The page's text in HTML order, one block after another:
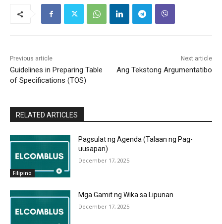
Previous article
Guidelines in Preparing Table
of Specifications (TOS)
Next article
Ang Tekstong Argumentatibo
RELATED ARTICLES
Filipino
Pagsulat ng Agenda (Talaan ng Pag-
uusapan)
December 17, 2025
Mga Gamit ng Wika sa Lipunan
December 17, 2025